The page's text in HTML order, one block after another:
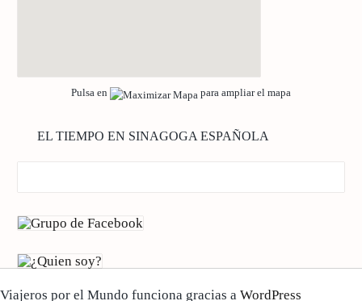
Pulsa en para ampliar el mapa
EL TIEMPO EN SINAGOGA ESPAÑOLA
Viajeros por el Mundo funciona gracias a WordPress